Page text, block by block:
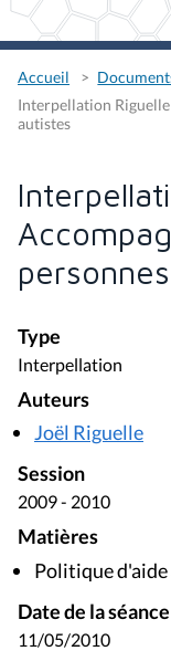
Accueil
Interpellation
autistes
Type
Interpellation
Auteurs
Joël Riguelle
Session
2009 - 2010
Matières
Politique d'aide
Date de la
11/05/2010